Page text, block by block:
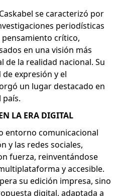
se caracterizó por
periodísticas
crítico,
en una visión más
de la realidad nacional. Su
expresión y el
un lugar destacado en
país.
LA ERA DIGITAL
entorno comunicacional
y las redes sociales,
fuerza, reinventándose
y accesible.
su edición impresa, sino
digital, adaptada a